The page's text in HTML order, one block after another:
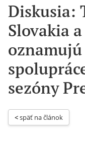
Diskusia:
Slovakia
sezóny
< späť na článok